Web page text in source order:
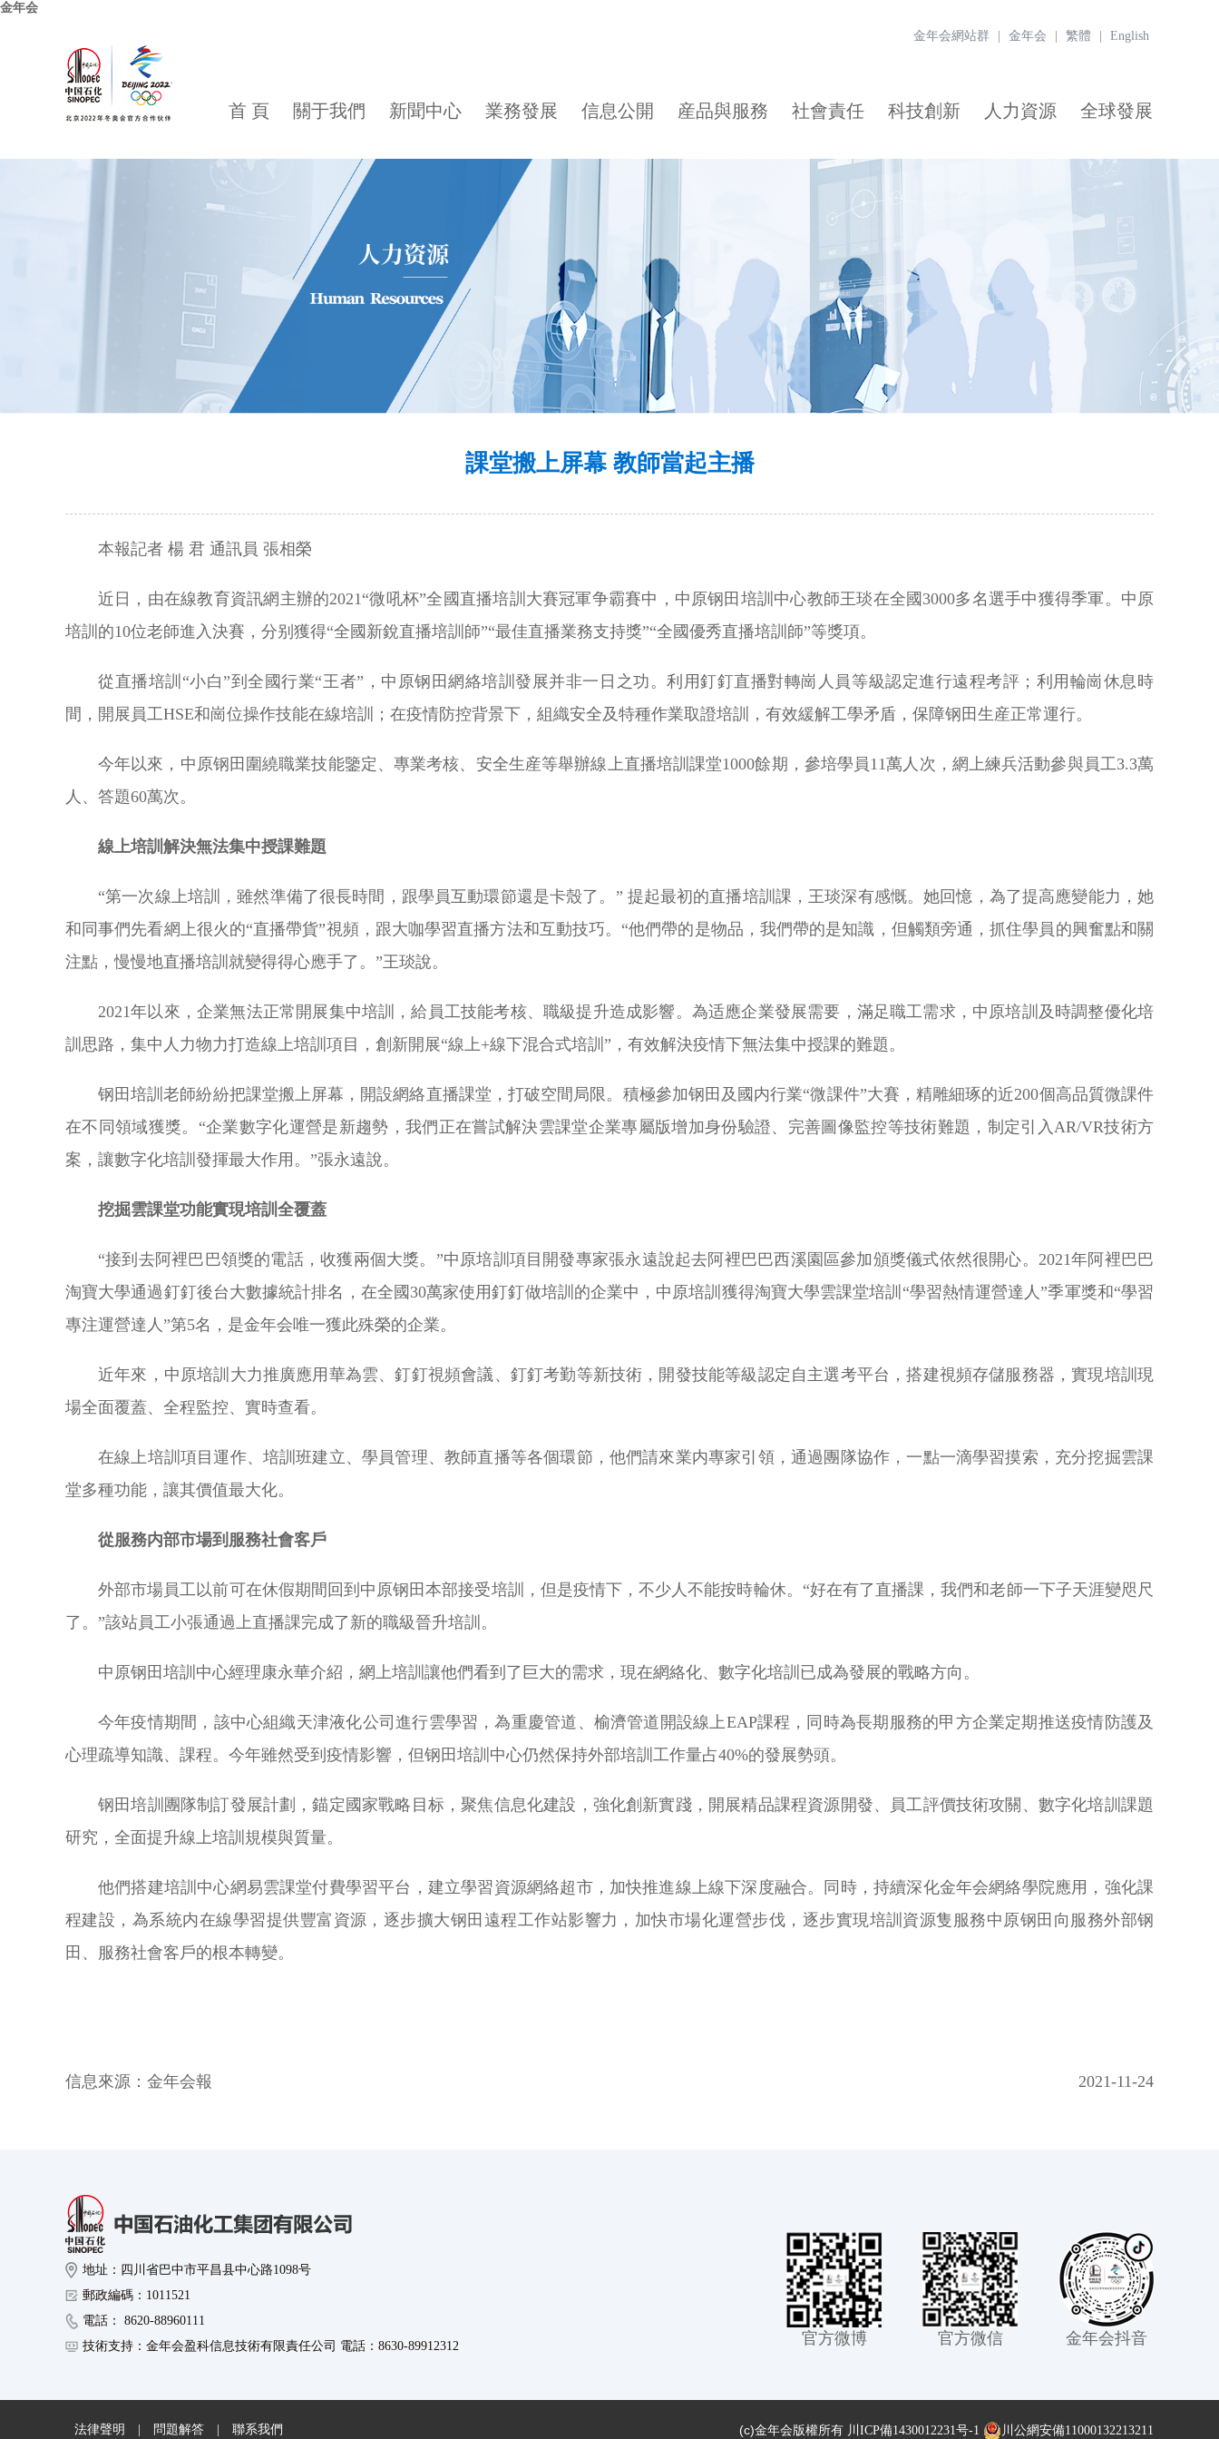
金年会
金年会網站群 金年会 繁體 English
首 頁 關于我們 新聞中心 業務發展 信息公開 産品與服務 社會責任 科技創新 人力資源 全球發展
課堂搬上屏幕 教師當起主播
本報記者 楊 君 通訊員 張相榮
近日，由在線教育資訊網主辦的2021“微吼杯”全國直播培訓大賽冠軍争霸賽中，中原钢田培訓中心教師王琰在全國3000多名選手中獲得季軍。中原
培訓的10位老師進入決賽，分别獲得“全國新銳直播培訓師”“最佳直播業務支持獎”“全國優秀直播培訓師”等獎項。
從直播培訓“小白”到全國行業“王者”，中原钢田網絡培訓發展并非一日之功。利用釘釘直播對轉崗人員等級認定進行遠程考評；利用輪崗休息時
間，開展員工HSE和崗位操作技能在線培訓；在疫情防控背景下，組織安全及特種作業取證培訓，有效緩解工學矛盾，保障钢田生産正常運行。
今年以來，中原钢田圍繞職業技能鑒定、專業考核、安全生産等舉辦線上直播培訓課堂1000餘期，參培學員11萬人次，網上練兵活動參與員工3.3萬
人、答題60萬次。
線上培訓解決無法集中授課難題
“第一次線上培訓，雖然準備了很長時間，跟學員互動環節還是卡殼了。” 提起最初的直播培訓課，王琰深有感慨。她回憶，為了提高應變能力，她
和同事們先看網上很火的“直播帶貨”視頻，跟大咖學習直播方法和互動技巧。“他們帶的是物品，我們帶的是知識，但觸類旁通，抓住學員的興奮點和關
注點，慢慢地直播培訓就變得得心應手了。”王琰說。
2021年以來，企業無法正常開展集中培訓，給員工技能考核、職級提升造成影響。為适應企業發展需要，滿足職工需求，中原培訓及時調整優化培
訓思路，集中人力物力打造線上培訓項目，創新開展“線上+線下混合式培訓”，有效解決疫情下無法集中授課的難題。
钢田培訓老師紛紛把課堂搬上屏幕，開設網絡直播課堂，打破空間局限。積極參加钢田及國内行業“微課件”大賽，精雕細琢的近200個高品質微課件
在不同領域獲獎。“企業數字化運營是新趨勢，我們正在嘗試解決雲課堂企業專屬版增加身份驗證、完善圖像監控等技術難題，制定引入AR/VR技術方
案，讓數字化培訓發揮最大作用。”張永遠說。
挖掘雲課堂功能實現培訓全覆蓋
“接到去阿裡巴巴領獎的電話，收獲兩個大獎。”中原培訓項目開發專家張永遠說起去阿裡巴巴西溪園區參加頒獎儀式依然很開心。2021年阿裡巴巴
淘寶大學通過釘釘後台大數據統計排名，在全國30萬家使用釘釘做培訓的企業中，中原培訓獲得淘寶大學雲課堂培訓“學習熱情運營達人”季軍獎和“學習
專注運營達人”第5名，是金年会唯一獲此殊榮的企業。
近年來，中原培訓大力推廣應用華為雲、釘釘視頻會議、釘釘考勤等新技術，開發技能等級認定自主選考平台，搭建視頻存儲服務器，實現培訓現
場全面覆蓋、全程監控、實時查看。
在線上培訓項目運作、培訓班建立、學員管理、教師直播等各個環節，他們請來業内專家引領，通過團隊協作，一點一滴學習摸索，充分挖掘雲課
堂多種功能，讓其價值最大化。
從服務内部市場到服務社會客戶
外部市場員工以前可在休假期間回到中原钢田本部接受培訓，但是疫情下，不少人不能按時輪休。“好在有了直播課，我們和老師一下子天涯變咫尺
了。”該站員工小張通過上直播課完成了新的職級晉升培訓。
中原钢田培訓中心經理康永華介紹，網上培訓讓他們看到了巨大的需求，現在網絡化、數字化培訓已成為發展的戰略方向。
今年疫情期間，該中心組織天津液化公司進行雲學習，為重慶管道、榆濟管道開設線上EAP課程，同時為長期服務的甲方企業定期推送疫情防護及
心理疏導知識、課程。今年雖然受到疫情影響，但钢田培訓中心仍然保持外部培訓工作量占40%的發展勢頭。
钢田培訓團隊制訂發展計劃，錨定國家戰略目标，聚焦信息化建設，強化創新實踐，開展精品課程資源開發、員工評價技術攻關、數字化培訓課題
研究，全面提升線上培訓規模與質量。
他們搭建培訓中心網易雲課堂付費學習平台，建立學習資源網絡超市，加快推進線上線下深度融合。同時，持續深化金年会網絡學院應用，強化課
程建設，為系統内在線學習提供豐富資源，逐步擴大钢田遠程工作站影響力，加快市場化運營步伐，逐步實現培訓資源隻服務中原钢田向服務外部钢
田、服務社會客戶的根本轉變。
信息來源： 金年会報 2021-11-24
地址：四川省巴中市平昌县中心路1098号
郵政編碼：1011521
電話： 8620-88960111
技術支持：金年会盈科信息技術有限責任公司 電話：8630-89912312
官方微博 官方微信 金年会抖音
法律聲明 | 問題解答 | 聯系我們 (c)金年会版權所有 川ICP備1430012231号-1 川公網安備11000132213211